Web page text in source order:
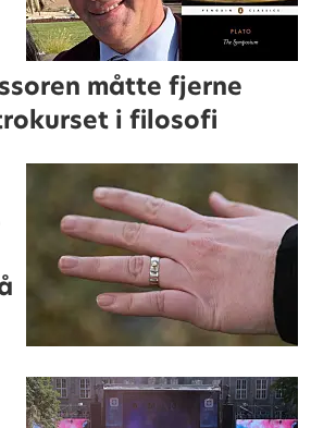
måtte fjerne
i filosofi